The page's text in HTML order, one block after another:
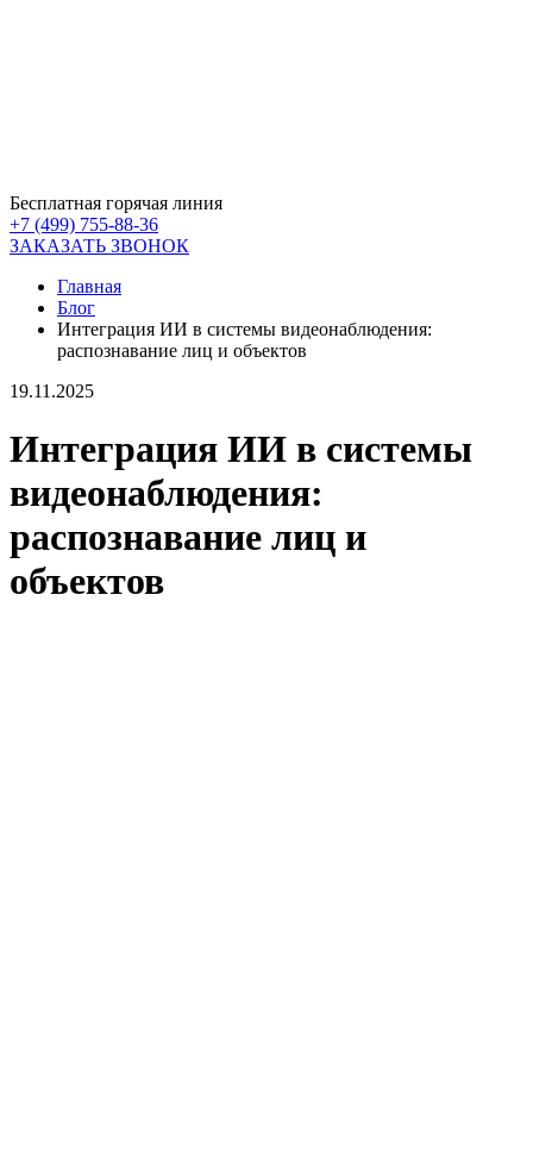
Бесплатная горячая линия
+7 (499) 755-88-36
ЗАКАЗАТЬ ЗВОНОК
Главная
Блог
Интеграция ИИ в системы видеонаблюдения:
распознавание лиц и объектов
19.11.2025
Интеграция ИИ в системы
видеонаблюдения:
распознавание лиц и
объектов